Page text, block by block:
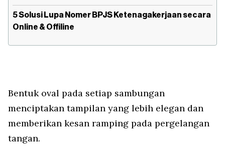
5 Solusi Lupa Nomer BPJS Ketenagakerjaan secara
Online & Offiline
Bentuk oval pada setiap sambungan
menciptakan tampilan yang lebih elegan dan
memberikan kesan ramping pada pergelangan
tangan.